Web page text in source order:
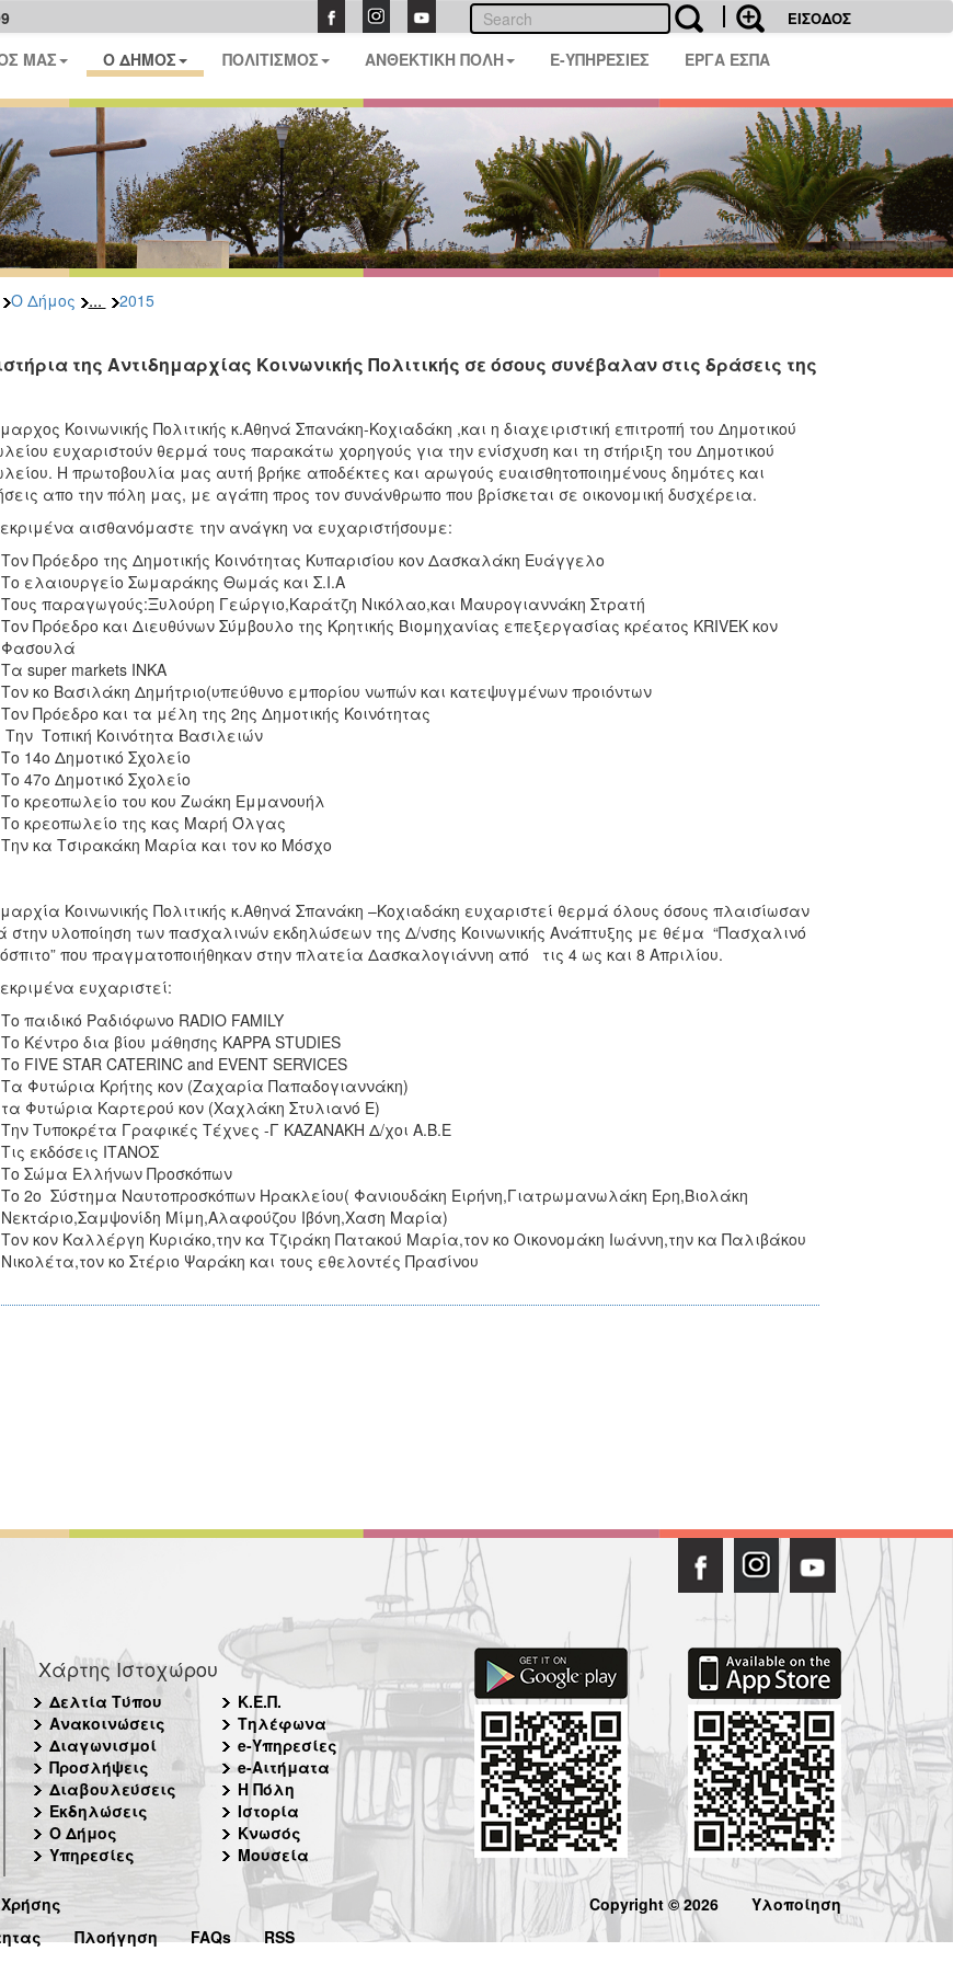
ΕΙΣΟΔΟΣ
ΜΑΣ Ο ΔΗΜΟΣ ΠΟΛΙΤΙΣΜΟΣ ΑΝΘΕΚΤΙΚΗ ΠΟΛΗ E-ΥΠΗΡΕΣΙΕΣ ΕΡΓΑ ΕΣΠΑ
Ο Δήμος ... 2015
της Αντιδημαρχίας Κοινωνικής Πολιτικής σε όσους συνέβαλαν στις δράσεις της
Κοινωνικής Πολιτικής κ.Αθηνά Σπανάκη-Κοχιαδάκη ,και η διαχειριστική επιτροπή του Δημοτικού
ευχαριστούν θερμά τους παρακάτω χορηγούς για την ενίσχυση και τη στήριξη του Δημοτικού
Η πρωτοβουλία μας αυτή βρήκε αποδέκτες και αρωγούς ευαισθητοποιημένους δημότες και
απο την πόλη μας, με αγάπη προς τον συνάνθρωπο που βρίσκεται σε οικονομική δυσχέρεια.
αισθανόμαστε την ανάγκη να ευχαριστήσουμε:
Τον Πρόεδρο της Δημοτικής Κοινότητας Κυπαρισίου κον Δασκαλάκη Ευάγγελο
Το ελαιουργείο Σωμαράκης Θωμάς και Σ.Ι.Α
Τους παραγωγούς:Ξυλούρη Γεώργιο,Καράτζη Νικόλαο,και Μαυρογιαννάκη Στρατή
Τον Πρόεδρο και Διευθύνων Σύμβουλο της Κρητικής Βιομηχανίας επεξεργασίας κρέατος KRIVEK κον
Φασουλά
Τα super markets ΙΝΚΑ
Τον κο Βασιλάκη Δημήτριο(υπεύθυνο εμπορίου νωπών και κατεψυγμένων προιόντων
Τον Πρόεδρο και τα μέλη της 2ης Δημοτικής Κοινότητας
Την Τοπική Κοινότητα Βασιλειών
Το 14ο Δημοτικό Σχολείο
Το 47ο Δημοτικό Σχολείο
Το κρεοπωλείο του κου Ζωάκη Εμμανουήλ
Το κρεοπωλείο της κας Μαρή Όλγας
Την κα Τσιρακάκη Μαρία και τον κο Μόσχο
Κοινωνικής Πολιτικής κ.Αθηνά Σπανάκη –Κοχιαδάκη ευχαριστεί θερμά όλους όσους πλαισίωσαν
στην υλοποίηση των πασχαλινών εκδηλώσεων της Δ/νσης Κοινωνικής Ανάπτυξης με θέμα “Πασχαλινό
που πραγματοποιήθηκαν στην πλατεία Δασκαλογιάννη από τις 4 ως και 8 Απριλίου.
ευχαριστεί:
Το παιδικό Ραδιόφωνο RADIO FAMILY
Το Κέντρο δια βίου μάθησης KAPPA STUDIES
Το FIVE STAR CATERINC and EVENT SERVICES
Τα Φυτώρια Κρήτης κον (Ζαχαρία Παπαδογιαννάκη)
τα Φυτώρια Καρτερού κον (Χαχλάκη Στυλιανό Ε)
Την Τυποκρέτα Γραφικές Τέχνες -Γ ΚΑΖΑΝΑΚΗ Δ/χοι Α.Β.Ε
Τις εκδόσεις ΙΤΑΝΟΣ
Το Σώμα Ελλήνων Προσκόπων
Το 2ο Σύστημα Ναυτοπροσκόπων Ηρακλείου( Φανιουδάκη Ειρήνη,Γιατρωμανωλάκη Έρη,Βιολάκη
Νεκτάριο,Σαμψονίδη Μίμη,Αλαφούζου Ιβόνη,Χαση Μαρία)
Τον κον Καλλέργη Κυριάκο,την κα Τζιράκη Πατακού Μαρία,τον κο Οικονομάκη Ιωάννη,την κα Παλιβάκου
Νικολέτα,τον κο Στέριο Ψαράκη και τους εθελοντές Πρασίνου
Χάρτης Ιστοχώρου
Δελτία Τύπου
Ανακοινώσεις
Διαγωνισμοί
Προσλήψεις
Διαβουλεύσεις
Εκδηλώσεις
Ο Δήμος
Υπηρεσίες
Κ.Ε.Π.
Τηλέφωνα
e-Υπηρεσίες
e-Αιτήματα
Η Πόλη
Ιστορία
Κνωσός
Μουσεία
Πλοήγηση FAQs RSS
Copyright © 2026 Υλοποίηση